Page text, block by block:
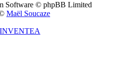
Software © phpBB Limited
Maël Soucaze
INVENTEA